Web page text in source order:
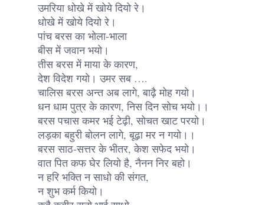
उमरिया धोखे में खोये दियो रे।
धोखे में खोये दियो रे।
पांच बरस का भोला-भाला
बीस में जवान भयो।
तीस बरस में माया के कारण,
देश विदेश गयो। उमर सब ….
चालिस बरस अन्त अब लागे, बाढ़ै मोह गयो।
धन धाम पुत्र के कारण, निस दिन सोच भयो।।
बरस पचास कमर भई टेढ़ी, सोचत खाट परयो।
लड़का बहुरी बोलन लागे, बूढ़ा मर न गयो।।
बरस साठ-सत्तर के भीतर, केश सफेद भयो।
वात पित कफ घेर लियो है, नैनन निर बहो।
न हरि भक्ति न साधो की संगत,
न शुभ कर्म कियो।